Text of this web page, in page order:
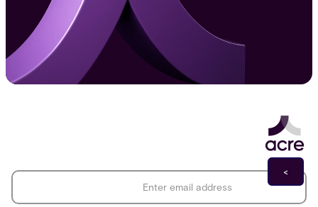
Email address